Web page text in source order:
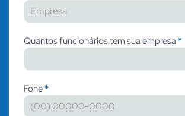
Quantos funcionários tem sua empresa *
Fone*